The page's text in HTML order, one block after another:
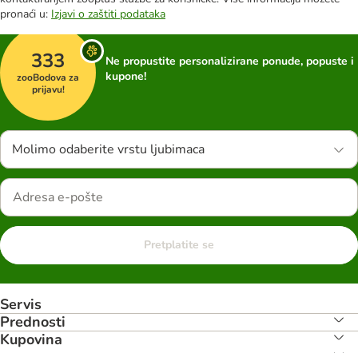
pronaći u: Izjavi o zaštiti podataka
333
zooBodova za
prijavu!
Ne propustite personalizirane ponude, popuste i
kupone!
Molimo odaberite vrstu ljubimaca
Pretplatite se
Servis
Prednosti
Kupovina